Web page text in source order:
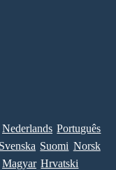
Nederlands Português
Svenska Suomi Norsk
Magyar Hrvatski